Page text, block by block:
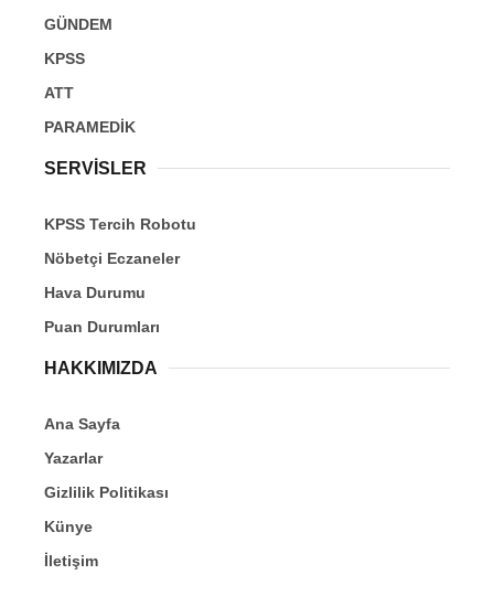
GÜNDEM
KPSS
ATT
PARAMEDİK
SERVİSLER
KPSS Tercih Robotu
Nöbetçi Eczaneler
Hava Durumu
Puan Durumları
HAKKIMIZDA
Ana Sayfa
Yazarlar
Gizlilik Politikası
Künye
İletişim